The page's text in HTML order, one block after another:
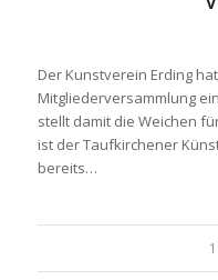
Der Kunstverein Erding
Mitgliederversammlung
stellt damit die Weichen
ist der Taufkirchener
bereits…